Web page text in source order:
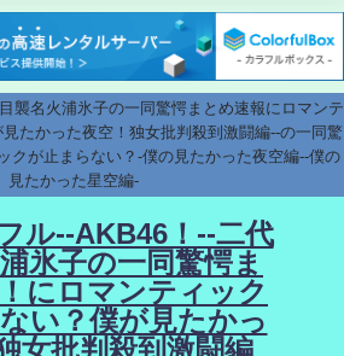
襲名火浦氷子の一同驚愕まとめ速報にロマンテ
たかった夜空！独女批判殺到激闘編--の一同驚
クが止まらない？-僕の見たかった夜空編--僕の
見たかった星空編-
ル--AKB46！--二代
氷子の一同驚愕ま
にロマンティック
い？僕が見たかっ
女批判殺到激闘編